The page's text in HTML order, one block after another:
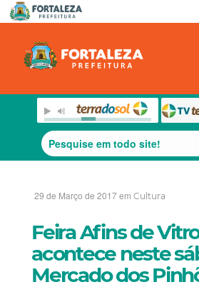
29 de Março de 2017 em Cultura
Feira Afins de
acontece neste
Mercado dos